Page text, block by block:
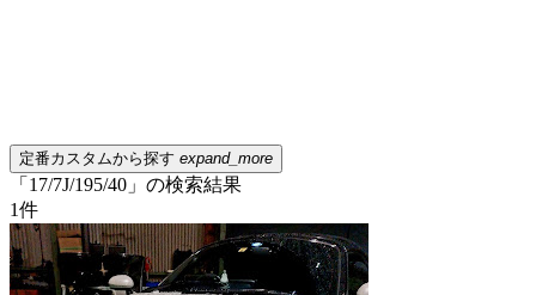
定番カスタムから探す expand_more
「17/7J/195/40」の検索結果
1件